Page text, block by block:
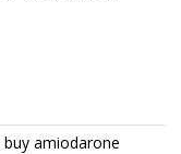
buy amiodarone